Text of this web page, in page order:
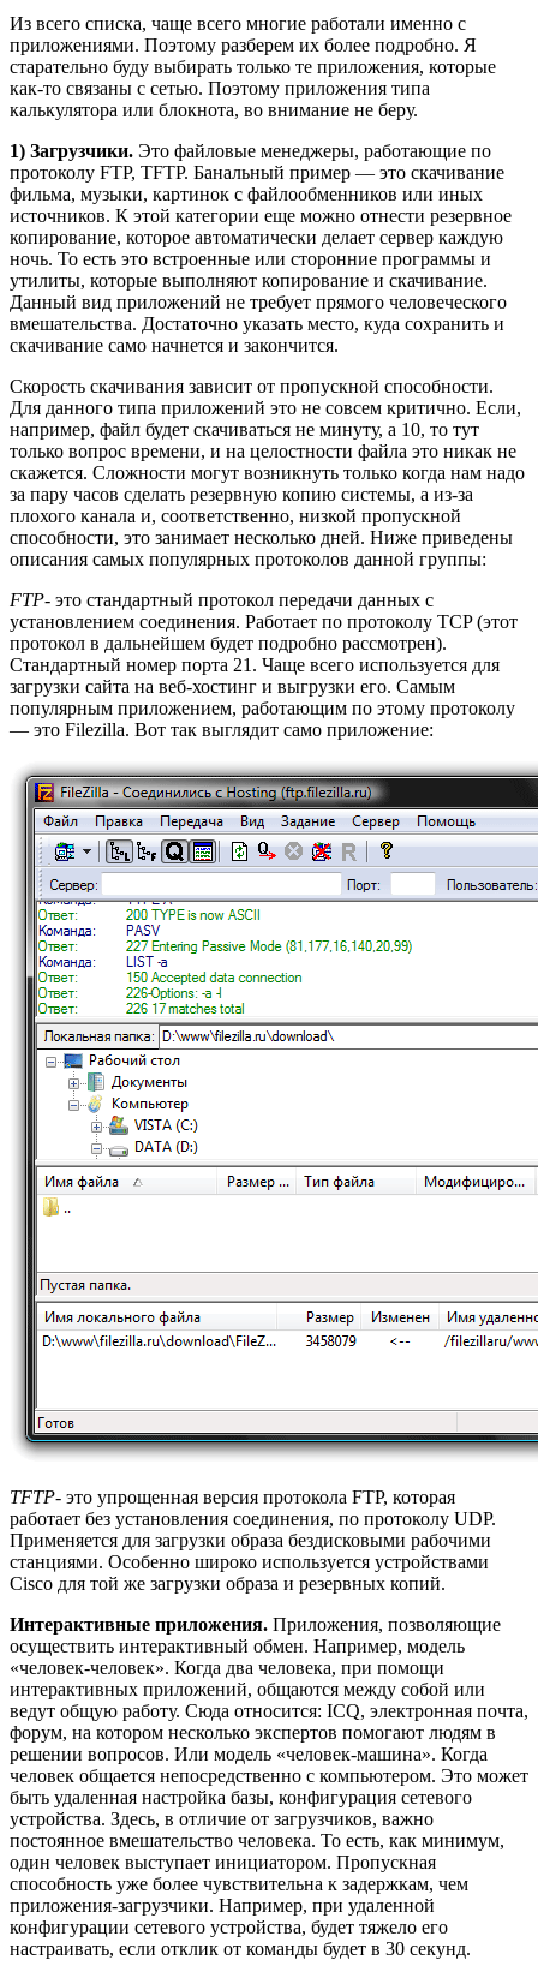
Из всего списка, чаще всего многие работали именно с
приложениями. Поэтому разберем их более подробно. Я
старательно буду выбирать только те приложения, которые
как-то связаны с сетью. Поэтому приложения типа
калькулятора или блокнота, во внимание не беру.
1) Загрузчики. Это файловые менеджеры, работающие по
протоколу FTP, TFTP. Банальный пример — это скачивание
фильма, музыки, картинок с файлообменников или иных
источников. К этой категории еще можно отнести резервное
копирование, которое автоматически делает сервер каждую
ночь. То есть это встроенные или сторонние программы и
утилиты, которые выполняют копирование и скачивание.
Данный вид приложений не требует прямого человеческого
вмешательства. Достаточно указать место, куда сохранить и
скачивание само начнется и закончится.
Скорость скачивания зависит от пропускной способности.
Для данного типа приложений это не совсем критично. Если,
например, файл будет скачиваться не минуту, а 10, то тут
только вопрос времени, и на целостности файла это никак не
скажется. Сложности могут возникнуть только когда нам надо
за пару часов сделать резервную копию системы, а из-за
плохого канала и, соответственно, низкой пропускной
способности, это занимает несколько дней. Ниже приведены
описания самых популярных протоколов данной группы:
FTP- это стандартный протокол передачи данных с
установлением соединения. Работает по протоколу TCP (этот
протокол в дальнейшем будет подробно рассмотрен).
Стандартный номер порта 21. Чаще всего используется для
загрузки сайта на веб-хостинг и выгрузки его. Самым
популярным приложением, работающим по этому протоколу
— это Filezilla. Вот так выглядит само приложение:
TFTP- это упрощенная версия протокола FTP, которая
работает без установления соединения, по протоколу UDP.
Применяется для загрузки образа бездисковыми рабочими
станциями. Особенно широко используется устройствами
Cisco для той же загрузки образа и резервных копий.
Интерактивные приложения. Приложения, позволяющие
осуществить интерактивный обмен. Например, модель
«человек-человек». Когда два человека, при помощи
интерактивных приложений, общаются между собой или
ведут общую работу. Сюда относится: ICQ, электронная почта,
форум, на котором несколько экспертов помогают людям в
решении вопросов. Или модель «человек-машина». Когда
человек общается непосредственно с компьютером. Это может
быть удаленная настройка базы, конфигурация сетевого
устройства. Здесь, в отличие от загрузчиков, важно
постоянное вмешательство человека. То есть, как минимум,
один человек выступает инициатором. Пропускная
способность уже более чувствительна к задержкам, чем
приложения-загрузчики. Например, при удаленной
конфигурации сетевого устройства, будет тяжело его
настраивать, если отклик от команды будет в 30 секунд.